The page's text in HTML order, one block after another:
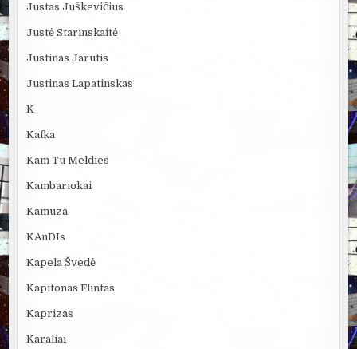
Justas Juškevičius
Justė Starinskaitė
Justinas Jarutis
Justinas Lapatinskas
K
Kafka
Kam Tu Meldies
Kambariokai
Kamuza
KAnDIs
Kapela Švedė
Kapitonas Flintas
Kaprizas
Karaliai